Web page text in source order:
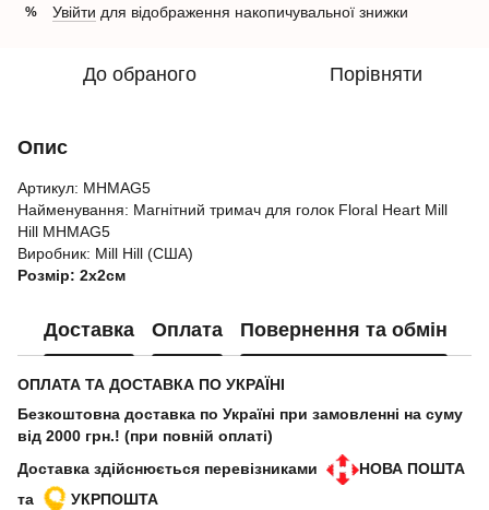
% Увійти для відображення накопичувальної знижки
До обраного Порівняти
Опис
Артикул: MHMAG5
Найменування: Магнітний тримач для голок Floral Heart Mill
Hill MHMAG5
Виробник: Мill Hill (США)
Розмір: 2х2см
Доставка Оплата Повернення та обмін
ОПЛАТА ТА ДОСТАВКА ПО УКРАЇНІ
Безкоштовна доставка по Україні при замовленні на суму
від 2000 грн.! (при повній оплаті)
Доставка здійснюється перевізниками
НОВА ПОШТА
та
УКРПОШТА